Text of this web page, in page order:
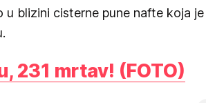
u blizini cisterne pune nafte koja je
231 mrtav! (FOTO)